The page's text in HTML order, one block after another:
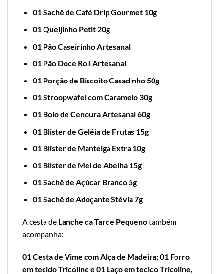
01 Sachê de Café Drip Gourmet 10g
01 Queijinho Petit 20g
01 Pão Caseirinho Artesanal
01 Pão Doce Roll Artesanal
01 Porção de Biscoito Casadinho 50g
01 Stroopwafel com Caramelo 30g
01 Bolo de Cenoura Artesanal 60g
01 Blister de Geléia de Frutas 15g
01 Blister de Manteiga Extra 10g
01 Blister de Mel de Abelha 15g
01 Sachê de Açúcar Branco 5g
01 Sachê de Adoçante Stévia 7g
A cesta de Lanche da Tarde Pequenotambém
acompanha:
01 Cesta de Vime com Alça de Madeira; 01 Forro
em tecido Tricoline e 01 Laço em tecido Tricoline,